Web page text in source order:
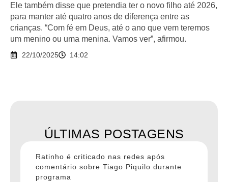
Ele também disse que pretendia ter o novo filho até 2026,
para manter até quatro anos de diferença entre as
crianças. “Com fé em Deus, até o ano que vem teremos
um menino ou uma menina. Vamos ver”, afirmou.
22/10/2025 14:02
ÚLTIMAS POSTAGENS
Ratinho é criticado nas redes após
comentário sobre Tiago Piquilo durante
programa